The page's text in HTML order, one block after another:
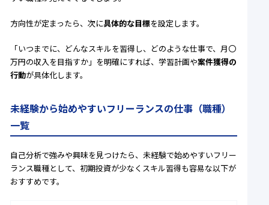
方向性が定まったら、次に具体的な目標を設定します。
「いつまでに、どんなスキルを習得し、どのような仕事で、月〇
万円の収入を目指すか」を明確にすれば、学習計画や案件獲得の
行動が具体化します。
未経験から始めやすいフリーランスの仕事（職種）
一覧
自己分析で強みや興味を見つけたら、未経験で始めやすいフリー
ランス職種として、初期投資が少なくスキル習得も容易な以下が
おすすめです。